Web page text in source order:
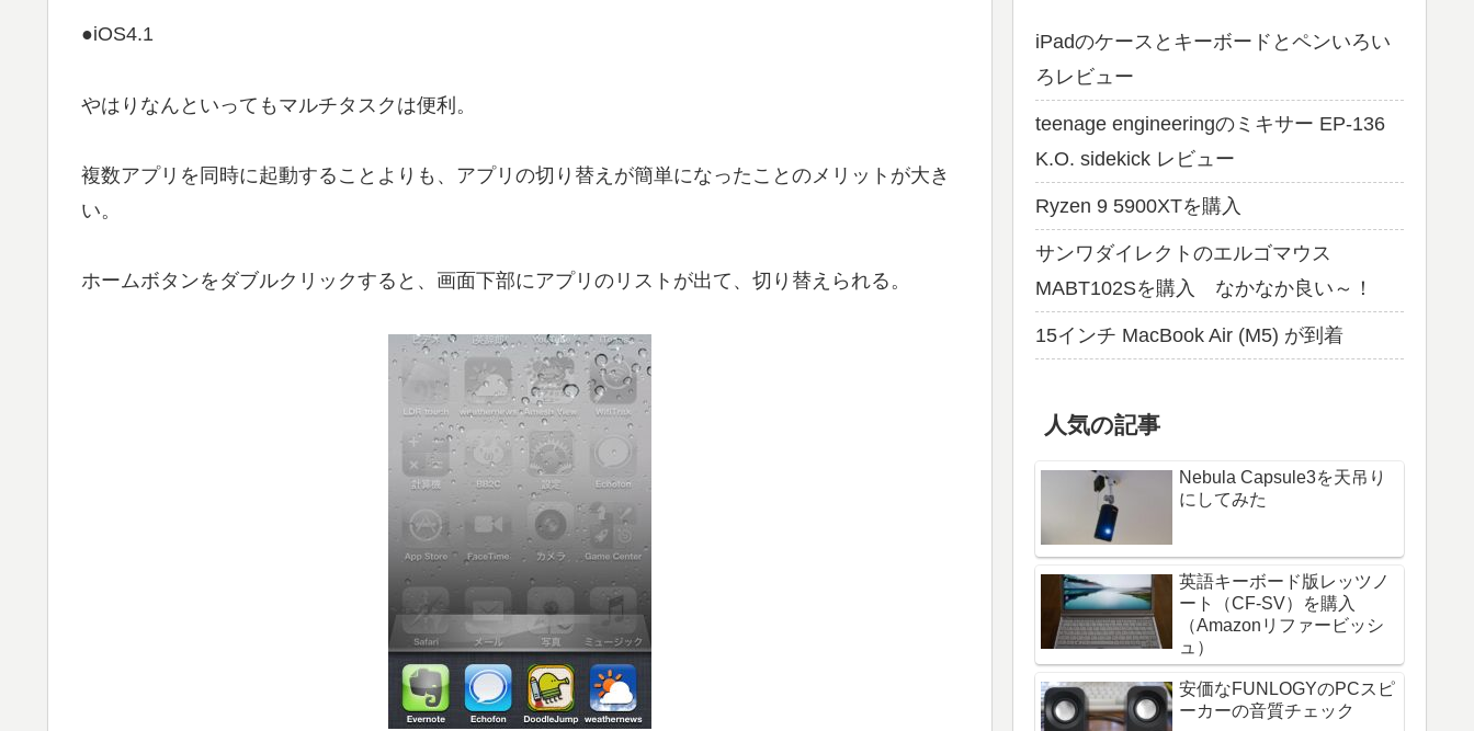
●iOS4.1
やはりなんといってもマルチタスクは便利。
複数アプリを同時に起動することよりも、アプリの切り替えが簡単になったことのメリットが大き
い。
ホームボタンをダブルクリックすると、画面下部にアプリのリストが出て、切り替えられる。
iPadのケースとキーボードとペンいろい
ろレビュー
teenage engineeringのミキサー EP-136
K.O. sidekick レビュー
Ryzen 9 5900XTを購入
サンワダイレクトのエルゴマウス
MABT102Sを購入 なかなか良い～！
15インチ MacBook Air (M5) が到着
人気の記事
Nebula Capsule3を天吊り
にしてみた
英語キーボード版レッツノ
ート（CF-SV）を購入
（Amazonリファービッシ
ュ）
安価なFUNLOGYのPCスピ
ーカーの音質チェック